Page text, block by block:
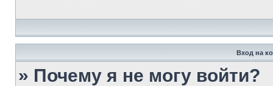
Вход на
» Почему я не могу войти?